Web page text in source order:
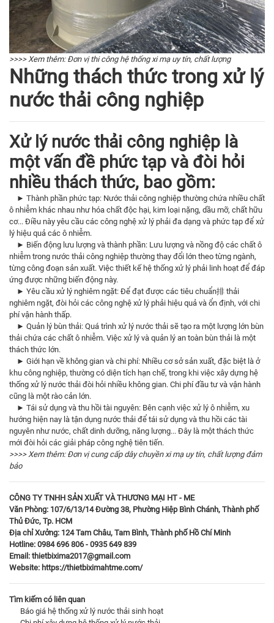
>>>> Xem thêm: Đơn vị thi công hệ thống xi mạ uy tín, chất lượng
Những thách thức trong xử lý
nước thải công nghiệp
Xử lý nước thải công nghiệp là
một vấn đề phức tạp và đòi hỏi
nhiều thách thức, bao gồm:
► Thành phần phức tạp: Nước thải công nghiệp thường chứa nhiều chất
ô nhiễm khác nhau như hóa chất độc hại, kim loại nặng, dầu mỡ, chất hữu
cơ... Điều này yêu cầu các công nghệ xử lý phải đa dạng và phức tạp để xử
lý hiệu quả các ô nhiễm.
► Biến động lưu lượng và thành phần: Lưu lượng và nồng độ các chất ô
nhiễm trong nước thải công nghiệp thường thay đổi lớn theo từng ngành,
từng công đoạn sản xuất. Việc thiết kế hệ thống xử lý phải linh hoạt để đáp
ứng được những biến động này.
► Yêu cầu xử lý nghiêm ngặt: Để đạt được các tiêu chuẩn排 thải
nghiêm ngặt, đòi hỏi các công nghệ xử lý phải hiệu quả và ổn định, với chi
phí vận hành thấp.
► Quản lý bùn thải: Quá trình xử lý nước thải sẽ tạo ra một lượng lớn bùn
thải chứa các chất ô nhiễm. Việc xử lý và quản lý an toàn bùn thải là một
thách thức lớn.
► Giới hạn về không gian và chi phí: Nhiều cơ sở sản xuất, đặc biệt là ở
khu công nghiệp, thường có diện tích hạn chế, trong khi việc xây dựng hệ
thống xử lý nước thải đòi hỏi nhiều không gian. Chi phí đầu tư và vận hành
cũng là một rào cản lớn.
► Tái sử dụng và thu hồi tài nguyên: Bên cạnh việc xử lý ô nhiễm, xu
hướng hiện nay là tận dụng nước thải để tái sử dụng và thu hồi các tài
nguyên như nước, chất dinh dưỡng, năng lượng... Đây là một thách thức
mới đòi hỏi các giải pháp công nghệ tiên tiến.
>>>> Xem thêm: Đơn vị cung cấp dây chuyền xi mạ uy tín, chất lượng đảm
bảo
CÔNG TY TNHH SẢN XUẤT VÀ THƯƠNG MẠI HT - ME
Văn Phòng: 107/6/13/14 Đường 38, Phường Hiệp Bình Chánh, Thành phố
Thủ Đức, Tp. HCM
Địa chỉ Xưởng: 124 Tam Châu, Tam Bình, Thành phố Hồ Chí Minh
Hotline: 0984 696 806 - 0935 649 839
Email: thietbixima2017@gmail.com
Website: https://thietbiximahtme.com/
Tìm kiếm có liên quan
Báo giá hệ thống xử lý nước thải sinh hoạt